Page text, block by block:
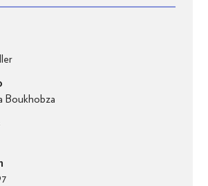
Boukhobza